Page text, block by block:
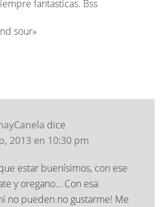
fantasticas. Bss
sour»
dice
2013 en 10:30 pm
estar buenísimos, con ese
y oregano… Con esa
no pueden no gustarme! Me